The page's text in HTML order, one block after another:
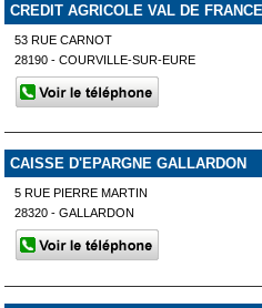
CREDIT AGRICOLE VAL DE FRANCE
53 RUE CARNOT
28190 - COURVILLE-SUR-EURE
CAISSE D'EPARGNE GALLARDON
5 RUE PIERRE MARTIN
28320 - GALLARDON